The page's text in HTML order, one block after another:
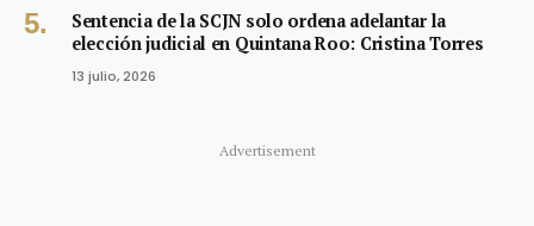
Sentencia de la SCJN solo ordena adelantar la
elección judicial en Quintana Roo: Cristina Torres
13 julio, 2026
Advertisement